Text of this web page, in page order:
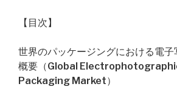
【目次】
世界のパッケージングにおける電
概要（Global
Packaging Market）